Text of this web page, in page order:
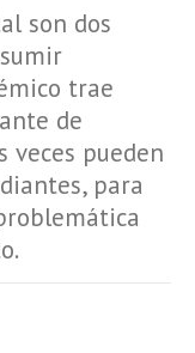
son dos
trae
de
veces pueden
para